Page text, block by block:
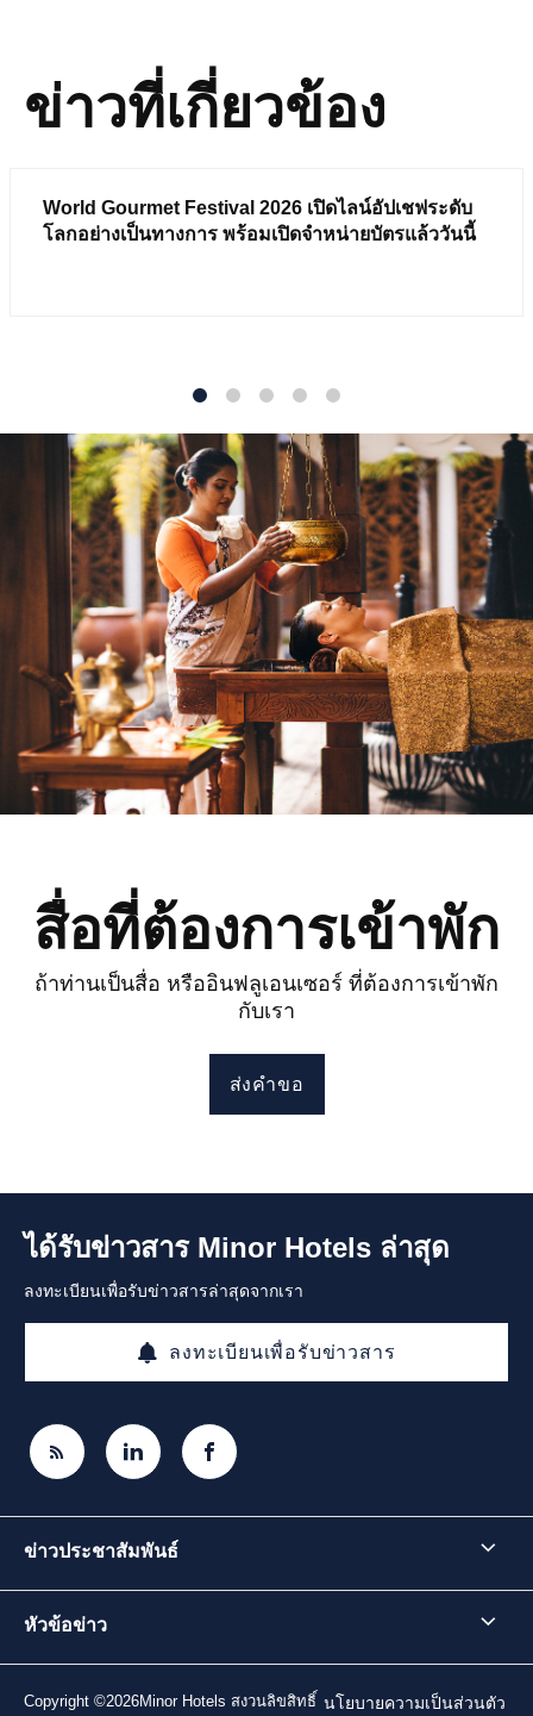
ข่าวที่เกี่ยวข้อง
World Gourmet Festival 2026 เปิดไลน์อัปเชฟระดับ
โลกอย่างเป็นทางการ พร้อมเปิดจำหน่ายบัตรแล้ววันนี้
สื่อที่ต้องการเข้าพัก
ถ้าท่านเป็นสื่อ หรืออินฟลูเอนเซอร์ ที่ต้องการเข้าพัก
กับเรา
ส่งคำขอ
ได้รับข่าวสาร Minor Hotels ล่าสุด
ลงทะเบียนเพื่อรับข่าวสารล่าสุดจากเรา
ลงทะเบียนเพื่อรับข่าวสาร
ข่าวประชาสัมพันธ์
หัวข้อข่าว
Copyright ©2026Minor Hotels สงวนลิขสิทธิ์ นโยบายความเป็นส่วนตัว